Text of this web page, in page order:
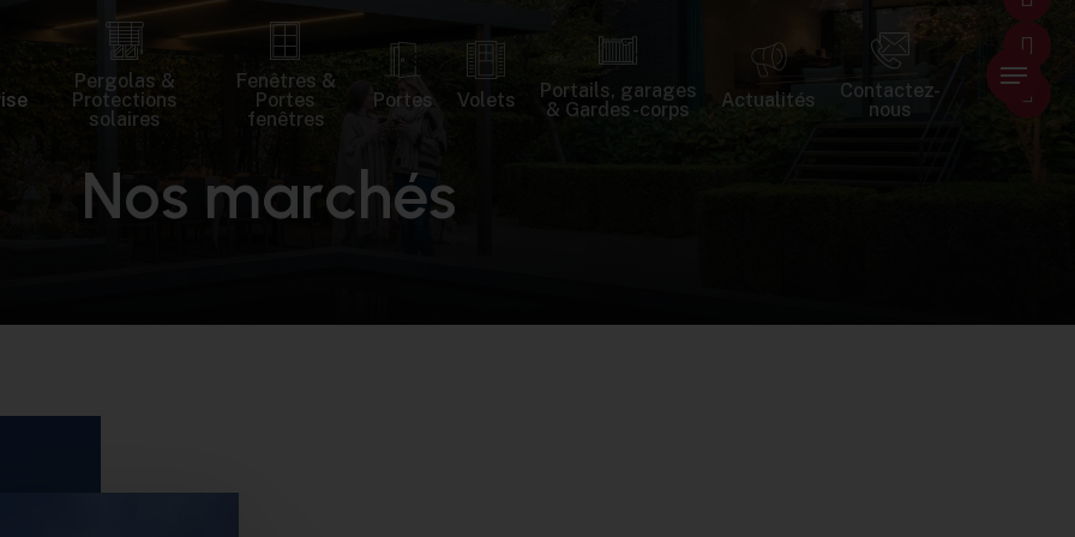
Pergolas &
Protections
solaires
Fenêtres &
Portes
fenêtres
Portes Volets
Portails, garages
& Gardes-corps
Actualités
Contactez-
nous
Menu
Nos marchés